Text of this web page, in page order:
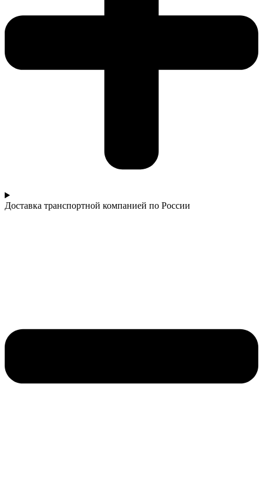
Доставка транспортной компанией по России